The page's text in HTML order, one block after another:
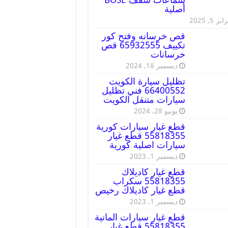
أصلية
5, 2025
قص خرسانه وفتح كور
تكييف 65932555 قص
خرسانات
ديسمبر 18, 2024
تظليل سيارة الكويت
66400552 فني تظليل
سيارات متنقل الكويت
يونيو 28, 2024
قطع غيار سيارات كورية
55818355 قطع غيار
سيارات اصلية كورية
ديسمبر 1, 2023
قطع غيار كاديلاك
55818355 سكراب
قطع غيار كاديلاك رخيص
ديسمبر 1, 2023
قطع غيار سيارات المانية